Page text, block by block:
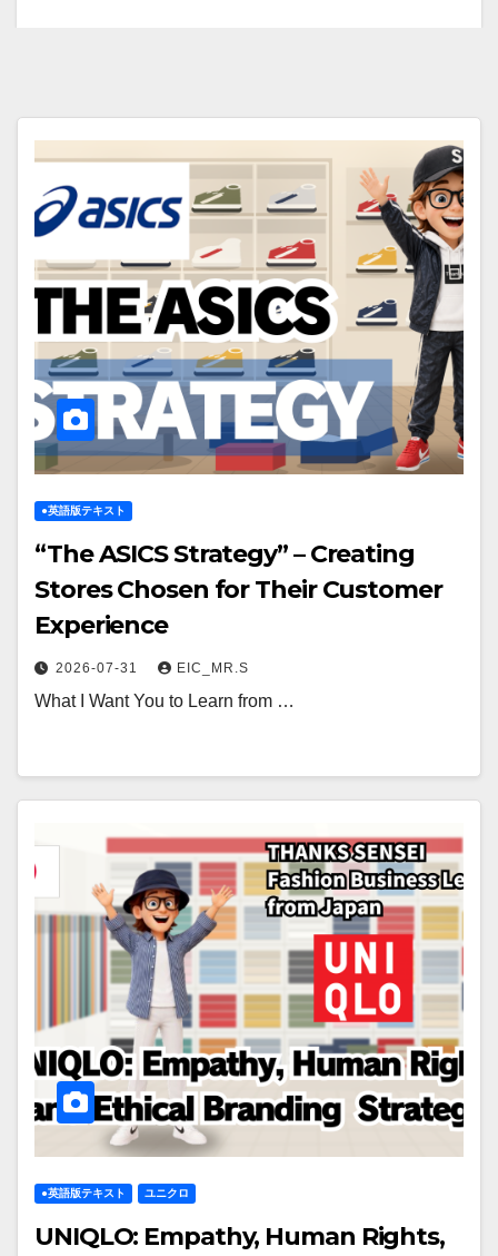
●英語版テキスト
“The ASICS Strategy” – Creating
Stores Chosen for Their Customer
Experience
2026-07-31 EIC_MR.S
What I Want You to Learn from …
●英語版テキスト ユニクロ
UNIQLO: Empathy, Human Rights,